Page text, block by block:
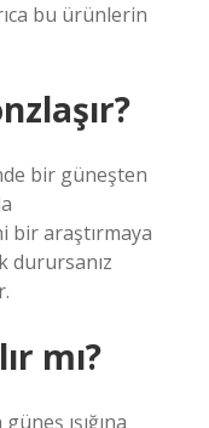
bu ürünlerin
bir güneşten
bir araştırmaya
durursanız
mı?
ışığına